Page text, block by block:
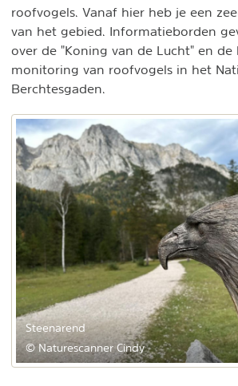
roofvogels. Vanaf hier heb je een
van het gebied. Informatieborden
over de "Koning van de Lucht" en de
monitoring van roofvogels in het
Berchtesgaden.
Steenarend
© Naturescanner Cindy